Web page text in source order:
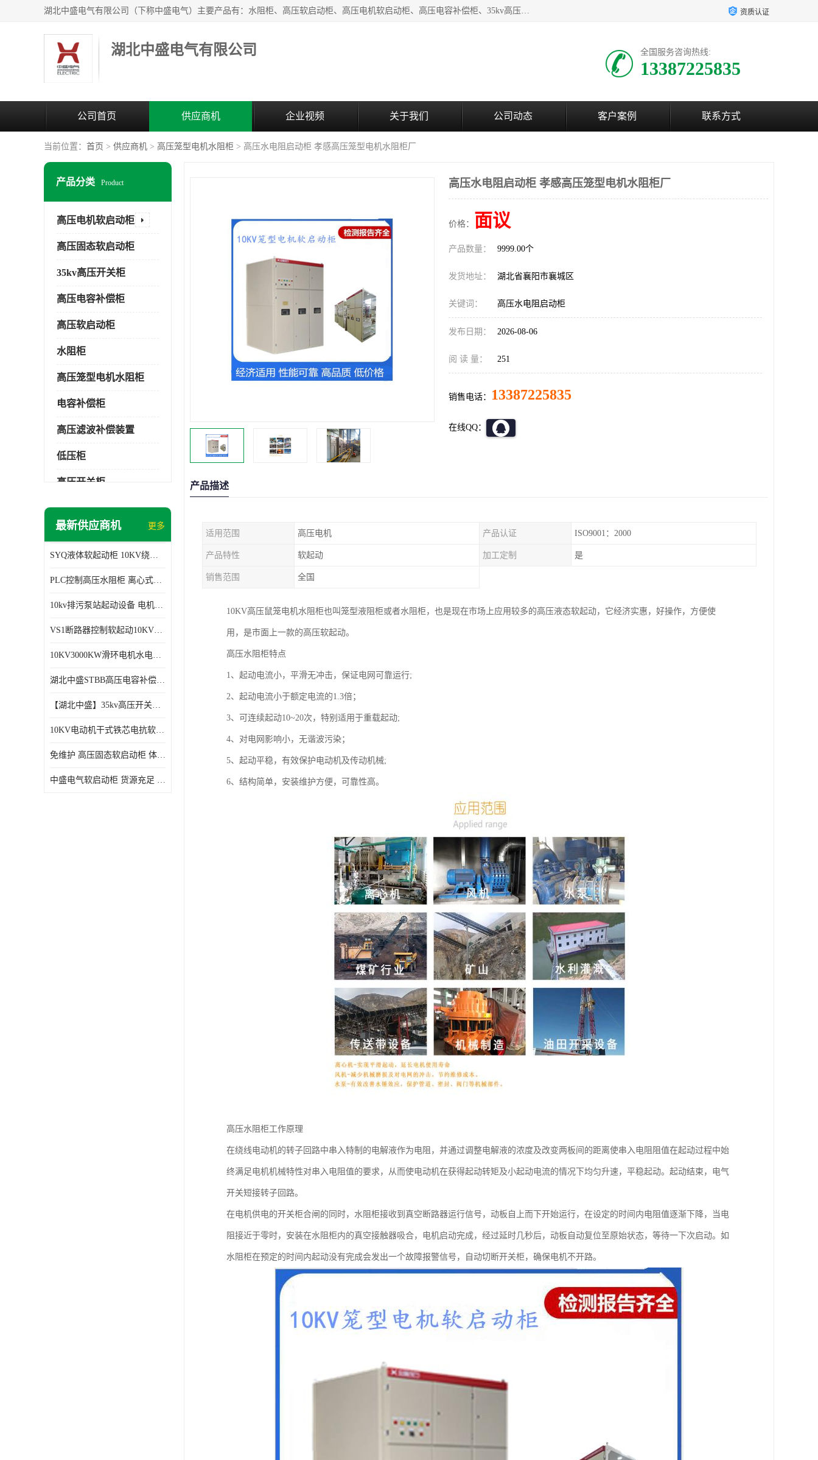
湖北中盛电气有限公司（下称中盛电气）主要产品有：水阻柜、高压软启动柜、高压电机软启动柜、高压电容补偿柜、35kv高压开关柜、高压固态软启动柜等;致力于工业电气控制、电力电子、工业用机器人及自动化产线等产品的研发、制造和应用，是集研发、生产、销售和技术服务于一体的高新技术企业。 资质认证
湖北中盛电气有限公司 全国服务咨询热线:
13387225835
公司首页 供应商机 企业视频 关于我们 公司动态 客户案例 联系方式
当前位置： 首页 > 供应商机 > 高压笼型电机水阻柜 > 高压水电阻启动柜 孝感高压笼型电机水阻柜厂
产品分类 Product
高压电机软启动柜
高压固态软启动柜
35kv高压开关柜
高压电容补偿柜
高压软启动柜
水阻柜
高压笼型电机水阻柜
电容补偿柜
高压滤波补偿装置
低压柜
高压开关柜
低压补偿柜
磁控软起动装置
SGYQ高压笼型电机液体电阻起动装置
最新供应商机 更多
SYQ液体软起动柜 10KV绕线电机水阻柜需知
PLC控制高压水阻柜 离心式空气压缩机机组成套软启动柜
10kv排污泵站起动设备​ 电机智能软启动柜的特点​
VS1断路器控制软起动10KV一体化高压软工作原理
10KV3000KW滑环电机水电阻软起动控制柜
湖北中盛STBB高压电容补偿柜 10kV高压真空接触器自动分组投切电容补偿柜
【湖北中盛】35kv高压开关柜厂家直销 ​KYN61-40.5成套开关柜选型
10KV电动机干式铁芯电抗软启动柜 电抗器软启动控制设备
免维护 高压固态软启动柜 体积小、结构紧凑 节能降耗 湖北中盛
中盛电气软启动柜 货源充足 定制一站式服务
高压水电阻启动柜 孝感高压笼型电机水阻柜厂
价格： 面议
产品数量： 9999.00个
发货地址： 湖北省襄阳市襄城区
关键词： 高压水电阻启动柜
发布日期： 2026-08-06
阅 读 量： 251
销售电话： 13387225835
在线QQ：
产品描述
适用范围 高压电机 产品认证 ISO9001：2000
产品特性 软起动 加工定制 是
销售范围 全国
10KV高压鼠笼电机水阻柜也叫笼型液阻柜或者水阻柜，也是现在市场上应用较多的高压液态软起动，它经济实惠，好操作，方便使
用，是市面上一款的高压软起动。
高压水阻柜特点
1、起动电流小，平滑无冲击，保证电网可靠运行;
2、起动电流小于额定电流的1.3倍；
3、可连续起动10~20次，特别适用于重载起动;
4、对电网影响小，无谐波污染；
5、起动平稳，有效保护电动机及传动机械;
6、结构简单，安装维护方便，可靠性高。
高压水阻柜工作原理
在绕线电动机的转子回路中串入特制的电解液作为电阻，并通过调整电解液的浓度及改变两板间的距离使串入电阻阻值在起动过程中始
终满足电机机械特性对串入电阻值的要求，从而使电动机在获得起动转矩及小起动电流的情况下均匀升速，平稳起动。起动结束，电气
开关短接转子回路。
在电机供电的开关柜合闸的同时，水阻柜接收到真空断路器运行信号，动板自上而下开始运行，在设定的时间内电阻值逐渐下降，当电
阻接近于零时，安装在水阻柜内的真空接触器吸合，电机启动完成，经过延时几秒后，动板自动复位至原始状态，等待一下次启动。如
水阻柜在预定的时间内起动没有完成会发出一个故障报警信号，自动切断开关柜，确保电机不开路。